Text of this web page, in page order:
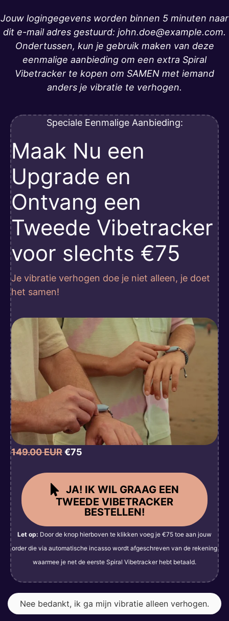
Jouw logingegevens worden binnen 5 minuten naar
dit e-mail adres gestuurd: john.doe@example.com.
Ondertussen, kun je gebruik maken van deze
eenmalige aanbieding om een extra Spiral
Vibetracker te kopen om SAMEN met iemand
anders je vibratie te verhogen.
Speciale Eenmalige Aanbieding:
Maak Nu een
Upgrade en
Ontvang een
Tweede Vibetracker
voor slechts €75
Je vibratie verhogen doe je niet alleen, je doet
het samen!
149.00 EUR€75
JA! IK WIL GRAAG EEN
TWEEDE VIBETRACKER
BESTELLEN!
Let op: Door de knop hierboven te klikken voeg je €75 toe aan jouw
order die via automatische incasso wordt afgeschreven van de rekening
waarmee je net de eerste Spiral Vibetracker hebt betaald.
Nee bedankt, ik ga mijn vibratie alleen verhogen.